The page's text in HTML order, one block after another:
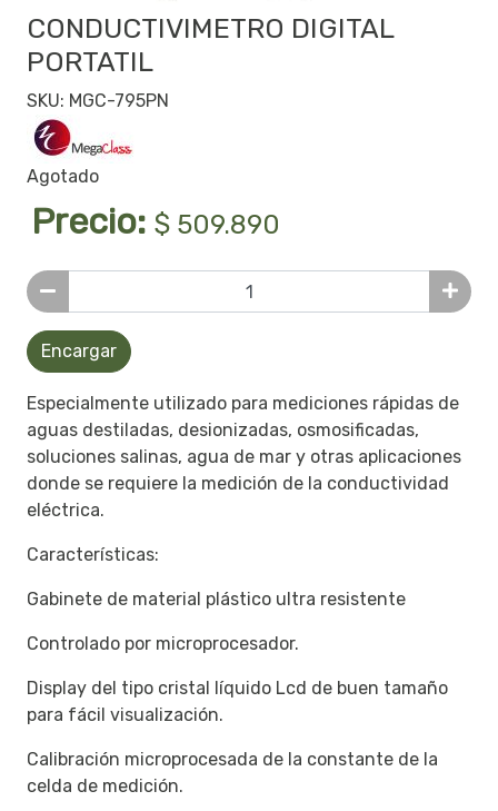
CONDUCTIVIMETRO DIGITAL
PORTATIL
SKU: MGC-795PN
Agotado
Precio: $ 509.890
Encargar
Especialmente utilizado para mediciones rápidas de
aguas destiladas, desionizadas, osmosificadas,
soluciones salinas, agua de mar y otras aplicaciones
donde se requiere la medición de la conductividad
eléctrica.
Características:
Gabinete de material plástico ultra resistente
Controlado por microprocesador.
Display del tipo cristal líquido Lcd de buen tamaño
para fácil visualización.
Calibración microprocesada de la constante de la
celda de medición.